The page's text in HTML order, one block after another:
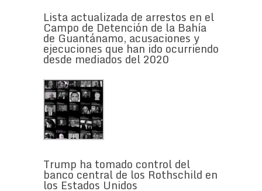
Lista actualizada de arrestos en el
Campo de Detención de la Bahía
de Guantánamo, acusaciones y
ejecuciones que han ido ocurriendo
desde mediados del 2020
Trump ha tomado control del
banco central de los Rothschild en
los Estados Unidos